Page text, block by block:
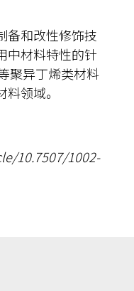
备和改性修饰技
中材料特性的针
聚异丁烯类材料
领域。
10.7507/1002-